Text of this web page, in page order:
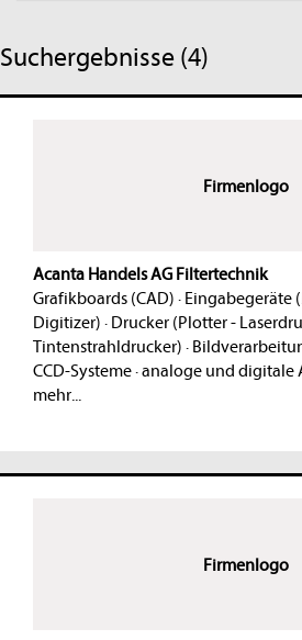
Suchergebnisse (4)
Firmenlogo
Acanta Handels AG Filtertechnik
Grafikboards (CAD) · Eingabegeräte
Digitizer) · Drucker (Plotter -
Tintenstrahldrucker) ·
CCD-Systeme·analoge und digitale
mehr...
Firmenlogo